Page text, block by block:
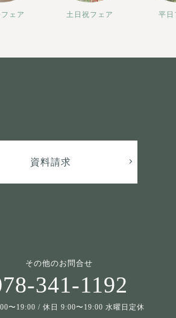
ェア 土日祝フェア 平日
資料請求
その他のお問合せ
341-1192
〜19:00 / 休日 9:00〜19:00 水曜日定休